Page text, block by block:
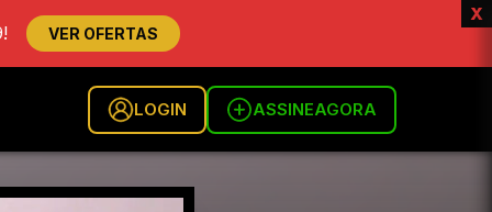
VER OFERTAS
x
LOGIN ASSINEAGORA